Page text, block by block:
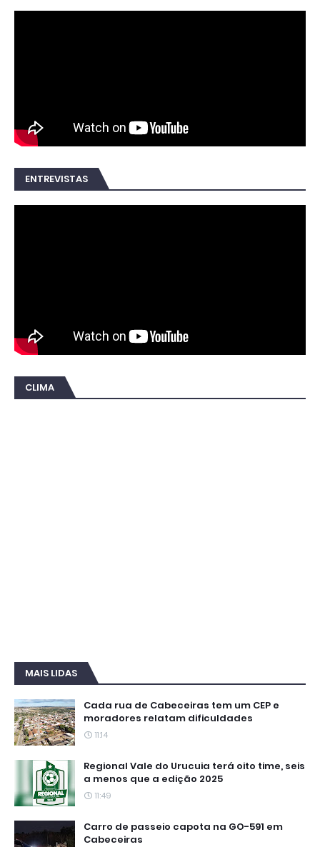
ENTREVISTAS
CLIMA
MAIS LIDAS
Cada rua de Cabeceiras tem um CEP e
moradores relatam dificuldades
11:14
Regional Vale do Urucuia terá oito time, seis
a menos que a edição 2025
11:49
Carro de passeio capota na GO-591 em
Cabeceiras